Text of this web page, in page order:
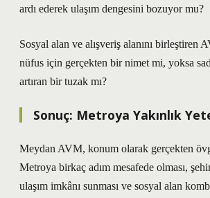
ardı ederek ulaşım dengesini bozuyor mu?
Sosyal alan ve alışveriş alanını birleştiren
nüfus için gerçekten bir nimet mi, yoksa
artıran bir tuzak mı?
Sonuç: Metroya Yakınlık
Meydan AVM, konum olarak gerçekten
Metroya birkaç adım mesafede olması,
ulaşım imkânı sunması ve sosyal alan